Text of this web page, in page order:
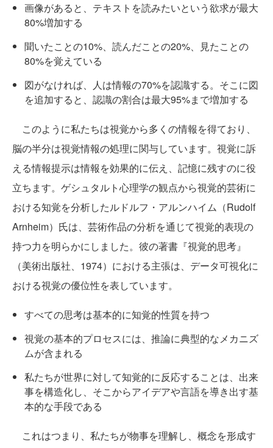
画像があると、テキストを読みたいという欲求が最大
80%増加する
聞いたことの10%、読んだことの20%、見たことの
80%を覚えている
図がなければ、人は情報の70%を認識する。そこに図
を追加すると、認識の割合は最大95%まで増加する
このように私たちは視覚から多くの情報を得ており、
脳の半分は視覚情報の処理に関与しています。視覚に訴
える情報提示は情報を効果的に伝え、記憶に残すのに役
立ちます。ゲシュタルト心理学の観点から視覚的芸術に
おける知覚を分析したルドルフ・アルンハイム（Rudolf
Arnheim）氏は、芸術作品の分析を通じて視覚的表現の
持つ力を明らかにしました。彼の著書『視覚的思考』
（美術出版社、1974）における主張は、データ可視化に
おける視覚の優位性を表しています。
すべての思考は基本的に知覚的性質を持つ
視覚の基本的プロセスには、推論に典型的なメカニズ
ムが含まれる
私たちが世界に対して知覚的に反応することは、出来
事を構造化し、そこからアイデアや言語を導き出す基
本的な手段である
これはつまり、私たちが物事を理解し、概念を形成す